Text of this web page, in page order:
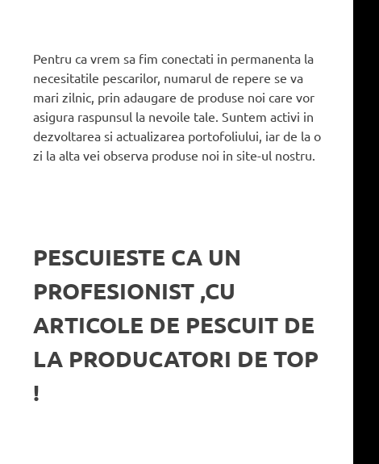
Pentru ca vrem sa fim conectati in permanenta la
necesitatile pescarilor, numarul de repere se va
mari zilnic, prin adaugare de produse noi care vor
asigura raspunsul la nevoile tale. Suntem activi in
dezvoltarea si actualizarea portofoliului, iar de la o
zi la alta vei observa produse noi in site-ul nostru.
PESCUIESTE CA UN
PROFESIONIST ,CU
ARTICOLE DE PESCUIT DE
LA PRODUCATORI DE TOP
!